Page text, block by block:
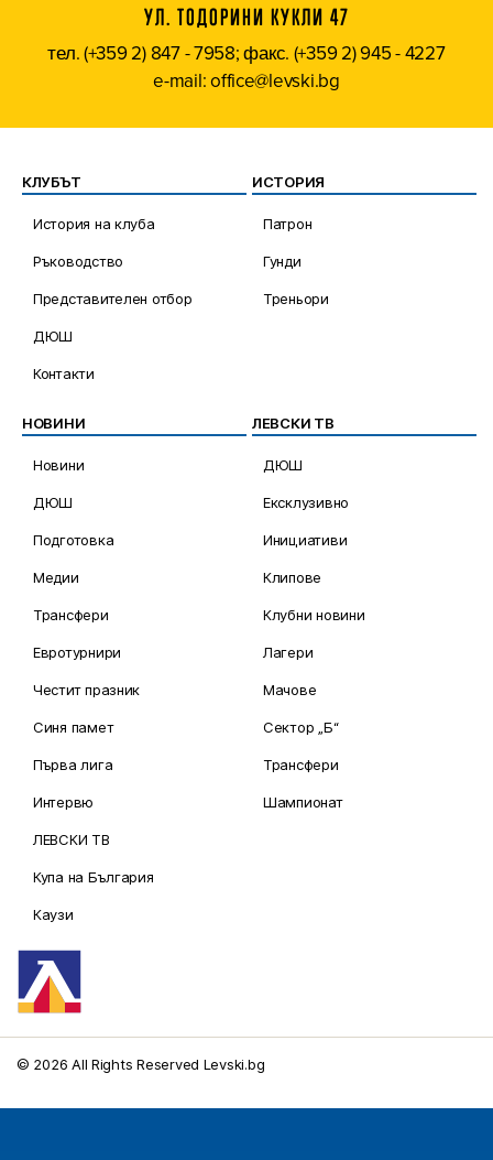
УЛ. ТОДОРИНИ КУКЛИ 47
тел. (+359 2) 847 - 7958; факс. (+359 2) 945 - 4227
e-mail: office@levski.bg
КЛУБЪТ
История на клуба
Ръководство
Представителен отбор
ДЮШ
Контакти
ИСТОРИЯ
Патрон
Гунди
Треньори
НОВИНИ
Новини
ДЮШ
Подготовка
Медии
Трансфери
Евротурнири
Честит празник
Синя памет
Първа лига
Интервю
ЛЕВСКИ ТВ
Купа на България
Каузи
ЛЕВСКИ ТВ
ДЮШ
Ексклузивно
Инициативи
Клипове
Клубни новини
Лагери
Мачове
Сектор „Б“
Трансфери
Шампионат
© 2026 All Rights Reserved Levski.bg